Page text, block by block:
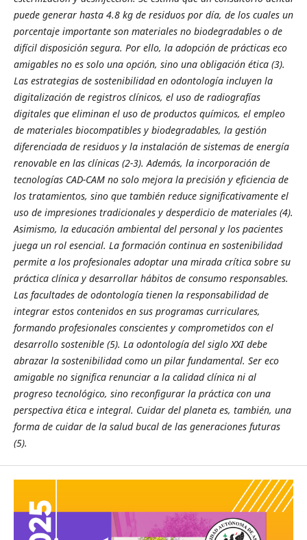
puede generar hasta 4.8 kg de residuos por día, de los cuales un
porcentaje importante son materiales no biodegradables o de
difícil disposición segura. Por ello, la adopción de prácticas eco
amigables no es solo una opción, sino una obligación ética (3).
Las estrategias de sostenibilidad en odontología incluyen la
digitalización de registros clínicos, el uso de radiografías
digitales que eliminan el uso de productos químicos, el empleo
de materiales biocompatibles y biodegradables, la gestión
diferenciada de residuos y la instalación de sistemas de energía
renovable en las clínicas (2-3). Además, la incorporación de
tecnologías CAD-CAM no solo mejora la precisión y eficiencia de
los tratamientos, sino que también reduce significativamente el
uso de impresiones tradicionales y desperdicio de materiales (4).
Asimismo, la educación ambiental del personal y los pacientes
juega un rol esencial. La formación continua en sostenibilidad
permite a los profesionales adoptar una mirada crítica sobre su
práctica clínica y desarrollar hábitos de consumo responsables.
Las facultades de odontología tienen la responsabilidad de
integrar estos contenidos en sus programas curriculares,
formando profesionales conscientes y comprometidos con el
desarrollo sostenible (5). La odontología del siglo XXI debe
abrazar la sostenibilidad como un pilar fundamental. Ser eco
amigable no significa renunciar a la calidad clínica ni al
progreso tecnológico, sino reconfigurar la práctica con una
perspectiva ética e integral. Cuidar del planeta es, también, una
forma de cuidar de la salud bucal de las generaciones futuras
(5).